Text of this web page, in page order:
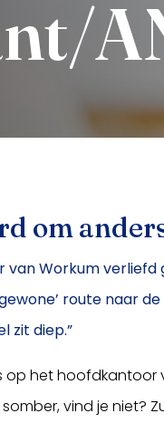
om
van Workum
route naar
zit diep.”
het hoofdkantoor
vind je niet?